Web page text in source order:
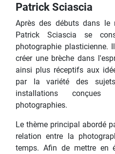
Patrick Sciascia
Après des débuts dans le
Patrick Sciascia se
photographie plasticienne.
créer une brèche dans
ainsi plus réceptifs aux
par la variété des
installations
photographies.
Le thème principal abordé
relation entre la
temps. Afin de mettre en